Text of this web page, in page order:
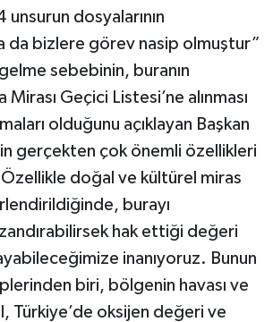
unsurun dosyalarının
da bizlere görev nasip olmuştur”
sebebinin, buranın
Geçici Listesi’ne alınması
olduğunu açıklayan Başkan
gerçekten çok önemli özellikleri
Özellikle doğal ve kültürel miras
burayı
hak ettiği değeri
inanıyoruz. Bunun
biri, bölgenin havası ve
Türkiye’de oksijen değeri ve